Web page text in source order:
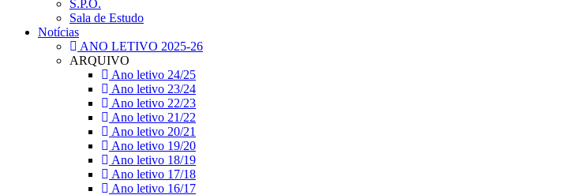
S.P.O.
Sala de Estudo
Notícias
ANO LETIVO 2025-26
ARQUIVO
Ano letivo 24/25
Ano letivo 23/24
Ano letivo 22/23
Ano letivo 21/22
Ano letivo 20/21
Ano letivo 19/20
Ano letivo 18/19
Ano letivo 17/18
Ano letivo 16/17